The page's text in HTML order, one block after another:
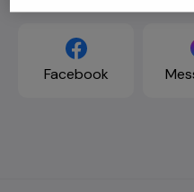
Facebook